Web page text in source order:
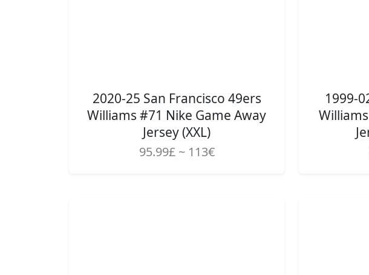
2020-25 San Francisco 49ers
Williams #71 Nike Game Away
Jersey (XXL)
95.99£ ~ 113€
1999-